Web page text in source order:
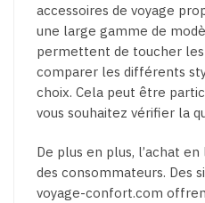
accessoires de voyage
une large gamme de
permettent de toucher
comparer les différents
choix. Cela peut être
vous souhaitez vérifier la
De plus en plus, l’achat
des consommateurs. Des
voyage-confort.com